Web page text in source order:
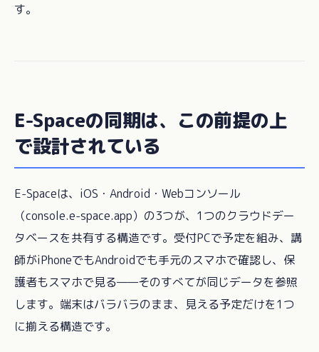
す。
E-Spaceの同期は、この前提の上
で設計されている
E-Spaceは、iOS・Android・Webコンソール
（console.e-space.app）の3つが、1つのクラウドデー
タベースを共有する構造です。受付PCで予定を組み、講
師がiPhoneでもAndroidでも手元のスマホで確認し、保
護者もスマホで見る——そのすべてが同じデータを参照
します。端末はバラバラのまま、見える予定だけを1つ
に揃える構造です。